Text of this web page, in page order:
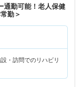
通勤可能！老人保健
勤＞
・訪問でのリハビリ